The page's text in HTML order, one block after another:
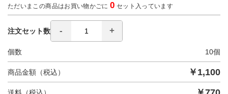
ただいまこの商品はお買い物かごに0 セット入っています
注文セット数
個数 10個
商品金額（税込） ￥ 1,100
送料（税込）